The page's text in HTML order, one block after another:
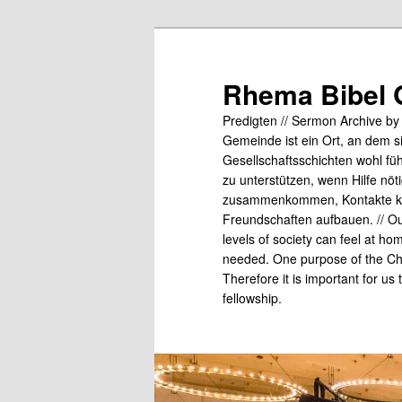
Rhema Bibel
Predigten // Sermon Archive
Gemeinde ist ein Ort, an dem
Gesellschaftsschichten wohl
zu unterstützen, wenn Hilfe
zusammenkommen, Kontakte
Freundschaften aufbauen. //
levels of society can feel at
needed. One purpose of the
Therefore it is important for us
fellowship.